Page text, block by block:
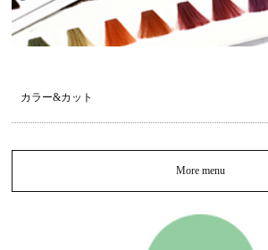
カラー&カット
More menu